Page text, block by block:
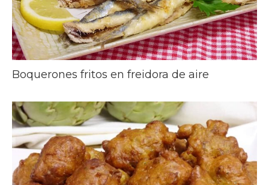
Boquerones fritos en freidora de aire